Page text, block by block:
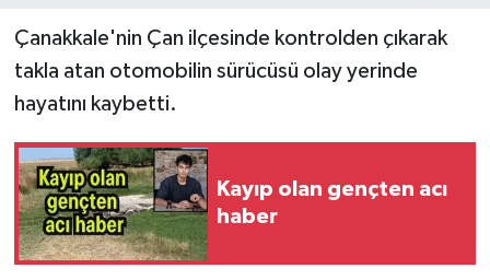
Çanakkale'nin Çan ilçesinde kontrolden çıkarak
takla atan otomobilin sürücüsü olay yerinde
hayatını kaybetti.
Kayıp olan gençten acı
haber